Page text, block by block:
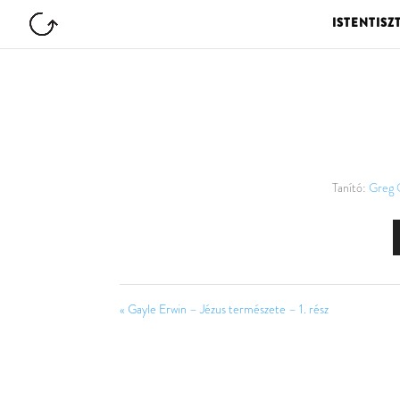
Tanító: Greg
« Gayle Erwin – Jézus természete – 1. rész